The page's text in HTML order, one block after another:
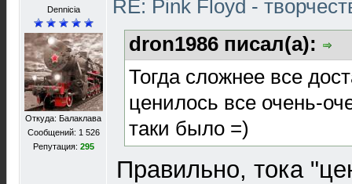
Dennicia
Откуда: Балаклава
Сообщений: 1 526
Репутация: 295
RE: Pink Floyd -
dron1986 писал(а):
Тогда сложнее все
ценилось все очень-
таки было =)
Правильно, тока